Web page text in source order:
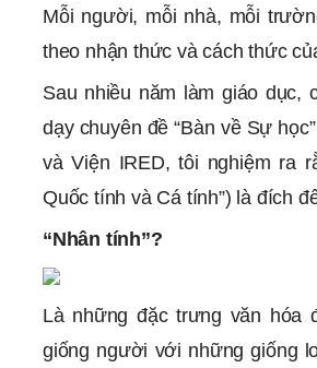
Mỗi người, mỗi nhà, mỗi
theo nhận thức và cách thức
Sau nhiều năm làm giáo dục,
dạy chuyên đề “Bàn về Sự
và Viện IRED, tôi nghiệm ra
Quốc tính và Cá tính”) là đích
“Nhân tính”?
Là những đặc trưng văn hóa
giống người với những giống